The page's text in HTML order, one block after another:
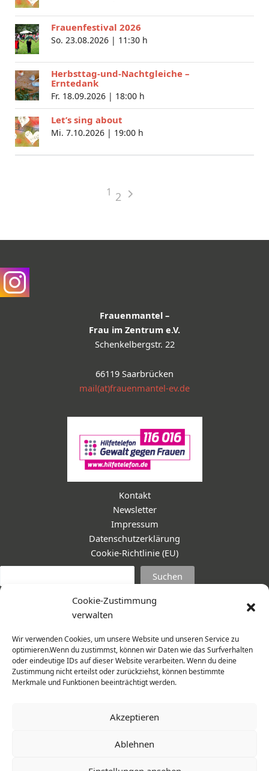
Cookie-Zustimmung
verwalten
Wir verwenden Cookies, um unsere Website und unseren Service zu
optimieren.Wenn du zustimmst, können wir Daten wie das Surfverhalten
oder eindeutige IDs auf dieser Website verarbeiten. Wenn du deine
Zustimmung nicht erteilst oder zurückziehst, können bestimmte
Merkmale und Funktionen beeinträchtigt werden.
Akzeptieren
Ablehnen
Frauenfestival 2026
So. 23.08.2026 | 11:30 h
Herbsttag-und-Nachtgleiche –
Erntedank
Fr. 18.09.2026 | 18:00 h
Let’s sing about
Mi. 7.10.2026 | 19:00 h
1 2
Frauenmantel –
Frau im Zentrum e.V.
Schenkelbergstr. 22
66119 Saarbrücken
mail(at)frauenmantel-ev.de
Kontakt
Newsletter
Impressum
Datenschutzerklärung
Cookie-Richtlinie (EU)
Suchen